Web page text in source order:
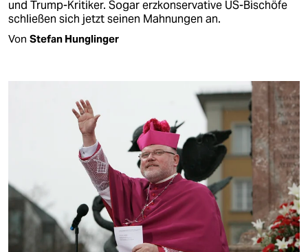
und Trump-Kritiker. Sogar erzkonservative US-Bischöfe
schließen sich jetzt seinen Mahnungen an.
Von Stefan Hunglinger